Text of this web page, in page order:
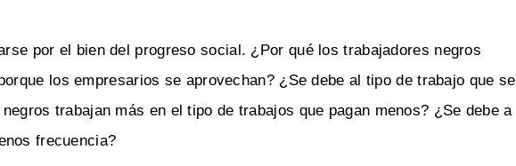
por el bien del progreso social. ¿Por qué los trabajadores negros
los empresarios se aprovechan? ¿Se debe al tipo de trabajo que se
trabajan más en el tipo de trabajos que pagan menos? ¿Se debe a
frecuencia?